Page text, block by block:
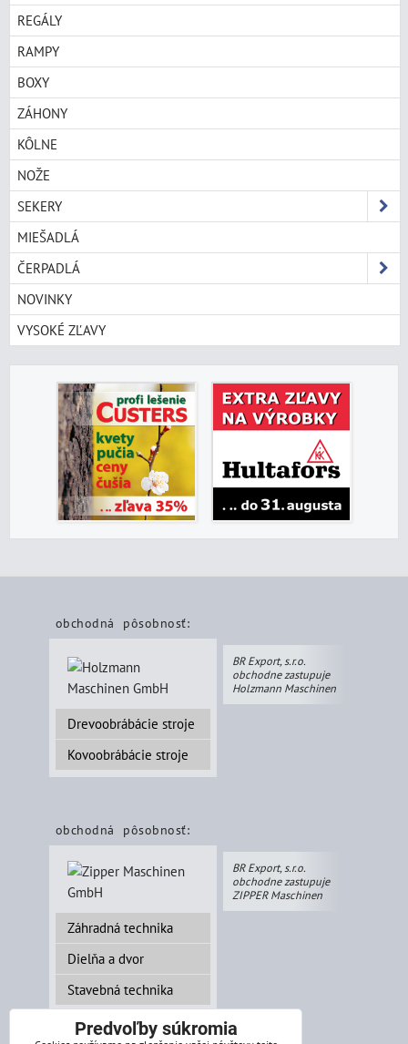
REGÁLY
RAMPY
BOXY
ZÁHONY
KÔLNE
NOŽE
SEKERY
MIEŠADLÁ
ČERPADLÁ
NOVINKY
VYSOKÉ ZĽAVY
obchodná pôsobnosť:
Drevoobrábácie stroje
Kovoobrábácie stroje
BR Export, s.r.o.
obchodne zastupuje
Holzmann Maschinen
obchodná pôsobnosť:
Záhradná technika
Dielňa a dvor
Stavebná technika
BR Export, s.r.o.
obchodne zastupuje
ZIPPER Maschinen
Predvoľby súkromia